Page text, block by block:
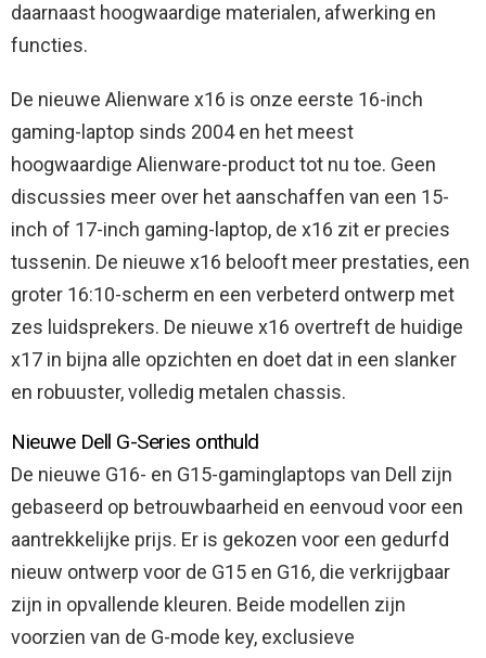
daarnaast hoogwaardige materialen, afwerking en
functies.
De nieuwe Alienware x16 is onze eerste 16-inch
gaming-laptop sinds 2004 en het meest
hoogwaardige Alienware-product tot nu toe. Geen
discussies meer over het aanschaffen van een 15-
inch of 17-inch gaming-laptop, de x16 zit er precies
tussenin. De nieuwe x16 belooft meer prestaties, een
groter 16:10-scherm en een verbeterd ontwerp met
zes luidsprekers. De nieuwe x16 overtreft de huidige
x17 in bijna alle opzichten en doet dat in een slanker
en robuuster, volledig metalen chassis.
Nieuwe Dell G-Series onthuld
De nieuwe G16- en G15-gaminglaptops van Dell zijn
gebaseerd op betrouwbaarheid en eenvoud voor een
aantrekkelijke prijs. Er is gekozen voor een gedurfd
nieuw ontwerp voor de G15 en G16, die verkrijgbaar
zijn in opvallende kleuren. Beide modellen zijn
voorzien van de G-mode key, exclusieve